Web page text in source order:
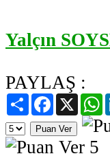
Yalçın
PAYLAŞ :
PaylaşFacebook
X